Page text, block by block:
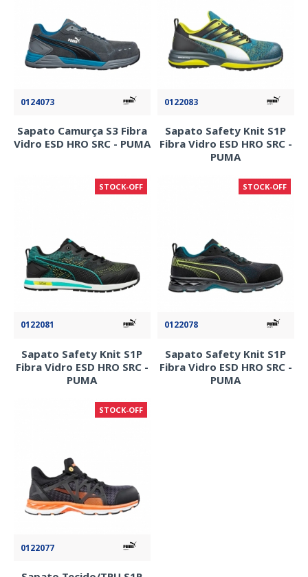
0124073
Sapato Camurça S3 Fibra
Vidro ESD HRO SRC - PUMA
0122083
Sapato Safety Knit S1P
Fibra Vidro ESD HRO SRC -
PUMA
STOCK-OFF
0122081
Sapato Safety Knit S1P
Fibra Vidro ESD HRO SRC -
PUMA
STOCK-OFF
0122078
Sapato Safety Knit S1P
Fibra Vidro ESD HRO SRC -
PUMA
STOCK-OFF
0122077